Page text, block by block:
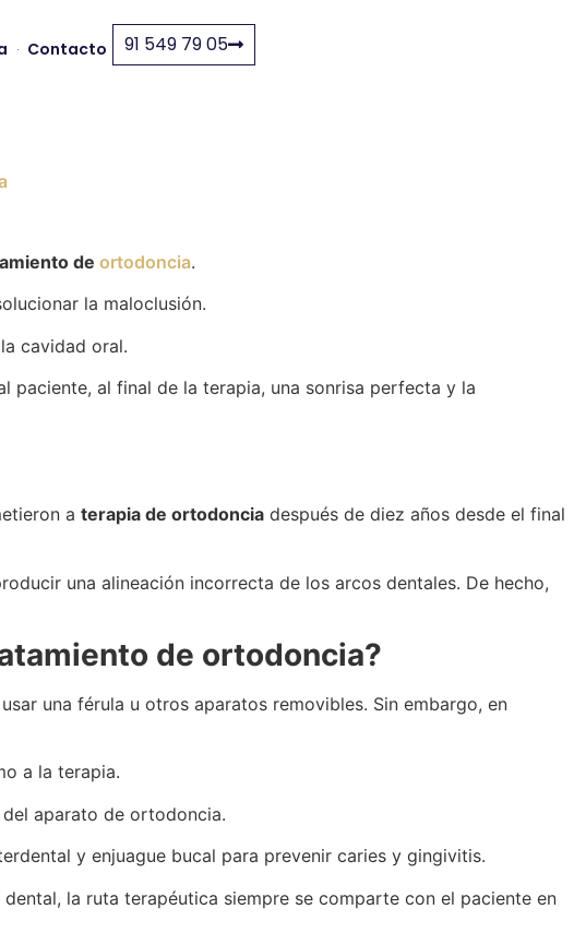
Contacto 91 549 79 05
de ortodoncia.
la maloclusión.
cavidad oral.
al final de la terapia, una sonrisa perfecta y la
a terapia de ortodoncia después de diez años desde el final
una alineación incorrecta de los arcos dentales. De hecho,
de ortodoncia?
una férula u otros aparatos removibles. Sin embargo, en
a la terapia.
aparato de ortodoncia.
y enjuague bucal para prevenir caries y gingivitis.
la ruta terapéutica siempre se comparte con el paciente en